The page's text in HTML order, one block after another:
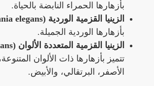
بأزهارها الحمراء النابضة بالحياة.
الزينيا القزمية الوردية (Zinnia elegans):
بأزهارها الوردية الجميلة.
الزينيا القزمية المتعددة الألوان (Zinnia elegans):
تتميز بأزهارها ذات الألوان
الأصفر، البرتقالي، والأبيض.